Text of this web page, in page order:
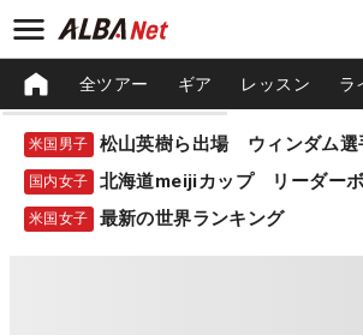
全ツアー ギア レッスン ラ
米国男子
国内女子 北海道meijiカップ リーダー
米国女子 最新の世界ランキング